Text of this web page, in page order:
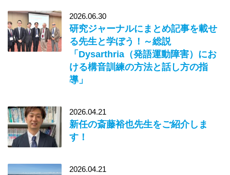
2026.06.30
研究ジャーナルにまとめ記事を載せ
る先生と学ぼう！～総説
「Dysarthria（発語運動障害）にお
ける構音訓練の方法と話し方の指
導」
2026.04.21
新任の斎藤裕也先生をご紹介しま
す！
2026.04.21